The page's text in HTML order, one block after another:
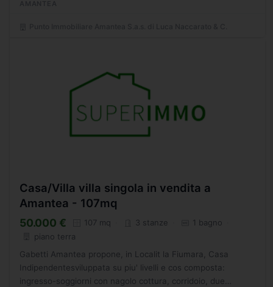
Casa/Villa villa singola in vendita a
Amantea - 107mq
50.000 € 107 mq 3 stanze
1 bagno
piano terra
Gabetti Amantea propone, in Localit la Fiumara, Casa
Indipendentesviluppata su piu' livelli e cos composta:
ingresso-soggiorni con nagolo cottura, corridoio, due